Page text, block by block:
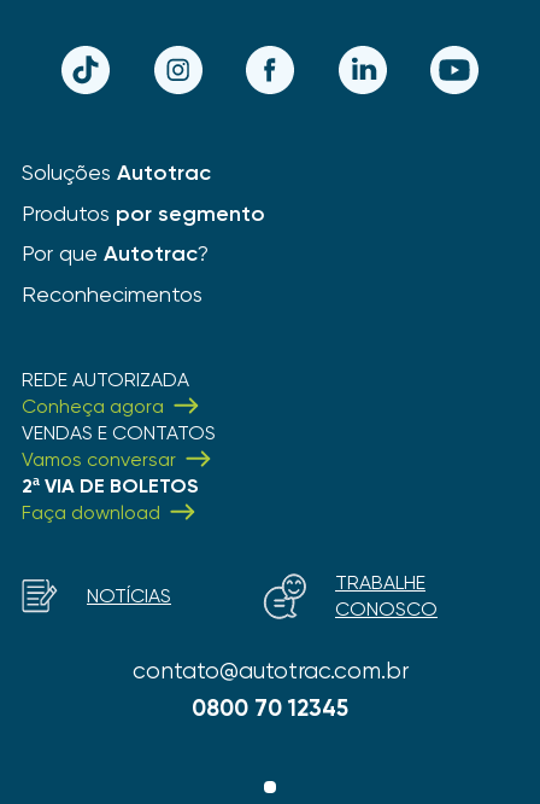
TikTok Instagram Facebook LinkedIn YouTube
Soluções Autotrac
Produtos por segmento
Por que Autotrac?
Reconhecimentos
REDE AUTORIZADA
Conheça agora
VENDAS E CONTATOS
Vamos conversar
2ª VIA DE BOLETOS
Faça download
contato@autotrac.com.br
0800 70 12345
NOTÍCIAS
TRABALHE
CONOSCO